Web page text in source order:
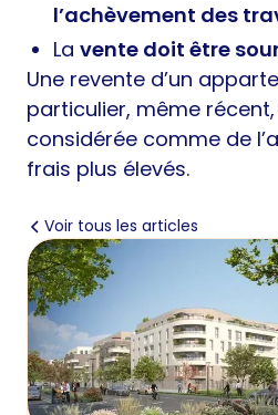
l’achèvement des
La vente doit être
Une revente d’un
particulier, même
considérée comme de
frais plus élevés.
Voir tous les articles